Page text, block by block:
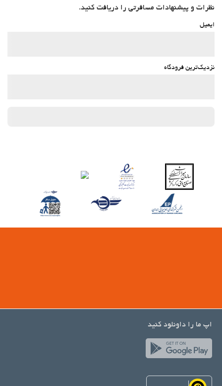
نظرات و پیشنهادات مسافرتی را دریافت کنید.
ایمیل
نزدیک‌ترین فرودگاه
اپ ما را داونلود کنید